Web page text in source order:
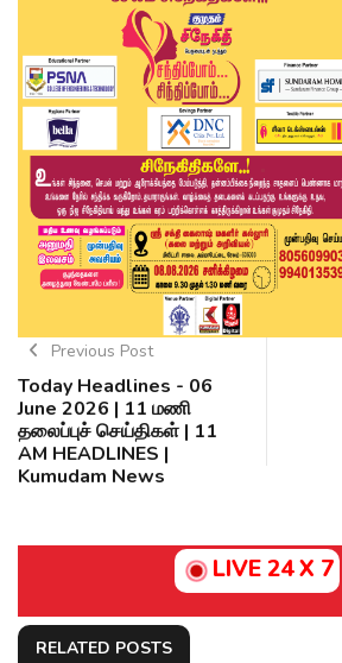
Previous Post
Today Headlines - 06
June 2026 | 11 மணி
தலைப்புச் செய்திகள் | 11
AM HEADLINES |
Kumudam News
LIVE 24 X 7
RELATED POSTS